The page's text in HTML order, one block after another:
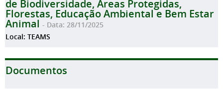
de Biodiversidade, Áreas Protegidas,
Florestas, Educação Ambiental e Bem Estar
Animal - Data: 28/11/2025
Local: TEAMS
Documentos